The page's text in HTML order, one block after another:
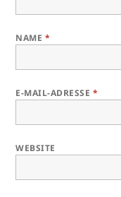
NAME *
E-MAIL-ADRESSE *
WEBSITE